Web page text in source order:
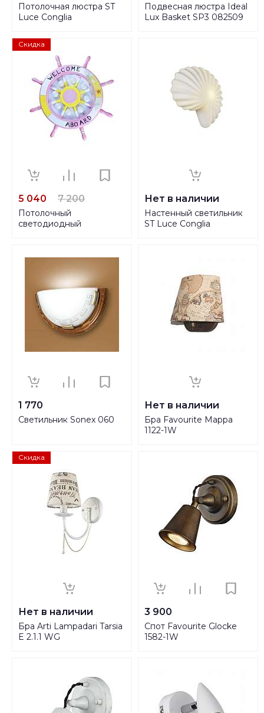
Потолочная люстра ST
Luce Conglia
Подвесная люстра Ideal
Lux Basket SP3 082509
Скидка
5 040 7 200
Потолочный
светодиодный
Нет в наличии
Настенный светильник
ST Luce Conglia
1 770
Светильник Sonex 060
Нет в наличии
Бра Favourite Mappa
1122-1W
Скидка
Нет в наличии
Бра Arti Lampadari Tarsia
E 2.1.1 WG
3 900
Спот Favourite Glocke
1582-1W